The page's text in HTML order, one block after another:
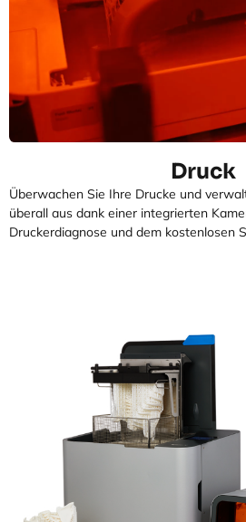
Druck
Überwachen Sie Ihre Drucke und
überall aus dank einer integrierten
Druckerdiagnose und dem kostenlosen